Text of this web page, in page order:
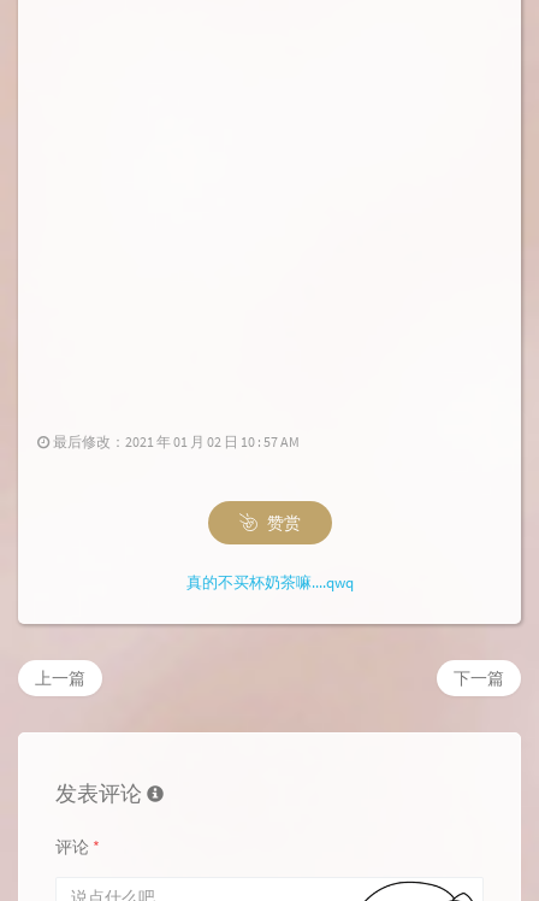
最后修改：2021 年 01 月 02 日 10 : 57 AM
赞赏
真的不买杯奶茶嘛....qwq
下一篇
上一篇
发表评论
评论 *